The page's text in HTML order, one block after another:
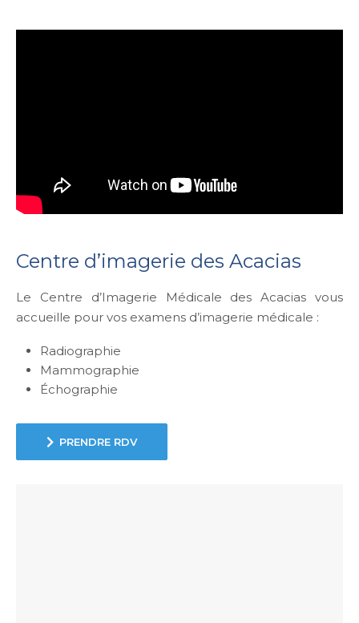
Centre d’imagerie des Acacias
Le Centre d’Imagerie Médicale des Acacias vous
accueille pour vos examens d’imagerie médicale :
Radiographie
Mammographie
Échographie
PRENDRE RDV